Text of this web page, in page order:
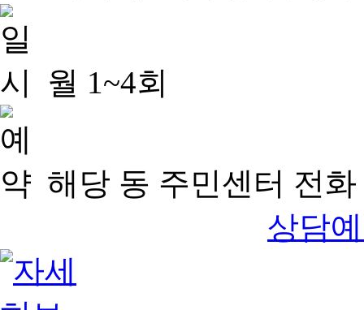
월 1~4회
해당 동 주민센터 전
상담